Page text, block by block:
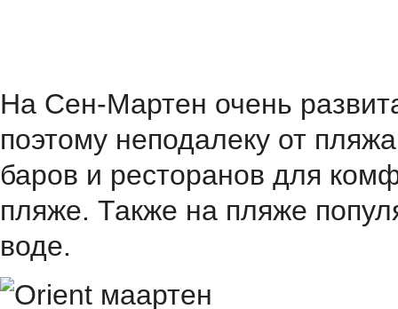
На Сен-Мартен очень
поэтому неподалеку от
баров и ресторанов для
пляже. Также на пляже
воде.